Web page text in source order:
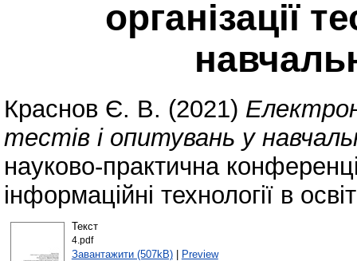
організації
Краснов Є. В. (2021)
тестів і опитувань у
науково-практична
інформаційні технології в
Текст
4.pdf
Завантажити (507kB)| Preview